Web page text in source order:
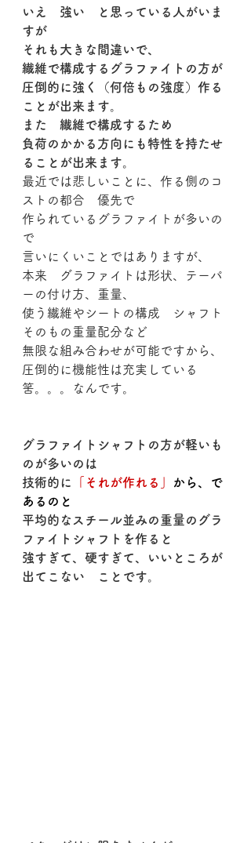
いえ　強い　と思っている人がいま
すが
それも大きな間違いで、
繊維で構成するグラファイトの方が
圧倒的に強く（何倍もの強度）作る
ことが出来ます。
また　繊維で構成するため
負荷のかかる方向にも特性を持たせ
ることが出来ます。
最近では悲しいことに、作る側のコ
ストの都合　優先で
作られているグラファイトが多いの
で
言いにくいことではありますが、
本来　グラファイトは形状、テーパ
ーの付け方、重量、
使う繊維やシートの構成　シャフト
そのもの重量配分など
無限な組み合わせが可能ですから、
圧倒的に機能性は充実している
筈。。。なんです。
グラファイトシャフトの方が軽いも
のが多いのは
技術的に
「それが作れる」
から、で
あるのと
平均的なスチール並みの重量のグラ
ファイトシャフトを作ると
強すぎて、硬すぎて、いいところが
出てこない　ことです。